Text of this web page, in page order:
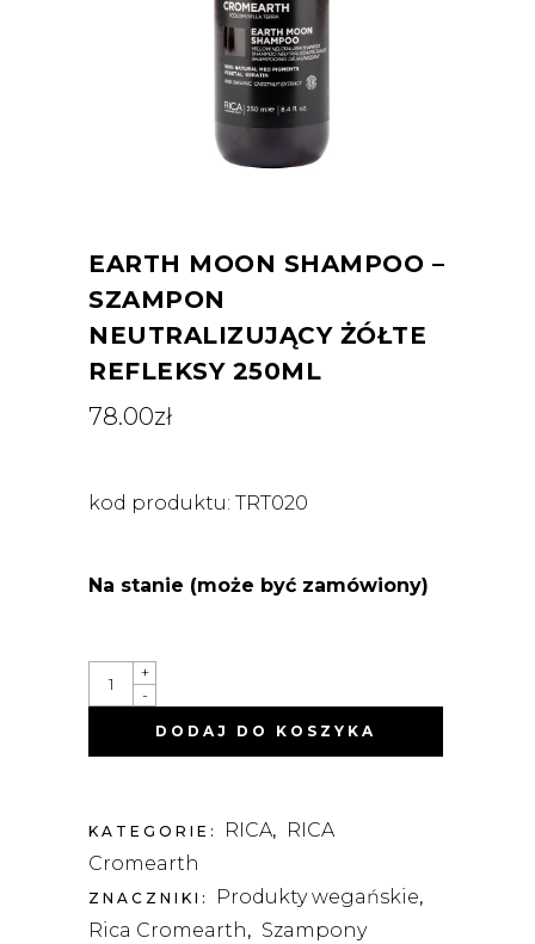
EARTH MOON SHAMPOO –
SZAMPON
NEUTRALIZUJĄCY ŻÓŁTE
REFLEKSY 250ML
78.00zł
kod produktu: TRT020
Na stanie (może być zamówiony)
EARTH
MOON
SHAMPOO
SZAMPON
NEUTRALIZUJĄCY
QUANTITY
-
+
DODAJ DO KOSZYKA
KATEGORIE: RICA,
RICA
Cromearth
ZNACZNIKI: Produkty wegańskie,
Rica Cromearth , Szampony